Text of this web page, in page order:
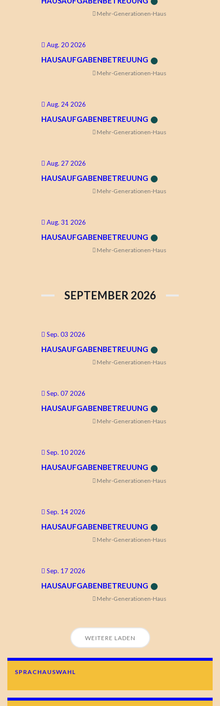
Mehr-Generationen-Haus
Aug. 20 2026
HAUSAUFGABENBETREUUNG
Mehr-Generationen-Haus
Aug. 24 2026
HAUSAUFGABENBETREUUNG
Mehr-Generationen-Haus
Aug. 27 2026
HAUSAUFGABENBETREUUNG
Mehr-Generationen-Haus
Aug. 31 2026
HAUSAUFGABENBETREUUNG
Mehr-Generationen-Haus
SEPTEMBER 2026
Sep. 03 2026
HAUSAUFGABENBETREUUNG
Mehr-Generationen-Haus
Sep. 07 2026
HAUSAUFGABENBETREUUNG
Mehr-Generationen-Haus
Sep. 10 2026
HAUSAUFGABENBETREUUNG
Mehr-Generationen-Haus
Sep. 14 2026
HAUSAUFGABENBETREUUNG
Mehr-Generationen-Haus
Sep. 17 2026
HAUSAUFGABENBETREUUNG
Mehr-Generationen-Haus
WEITERE LADEN
SPRACHAUSWAHL